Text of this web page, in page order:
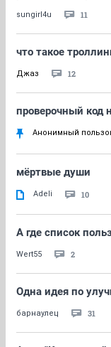
sungirl4u 11
что такое
Джаз 12
проверочный код
Анонимный
мёртвые души
Adeli 10
А где список
Wert55 2
Одна идея по
барнаулец 31